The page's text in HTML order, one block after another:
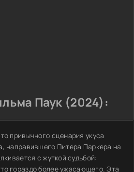
Паук (2024):
привычного сценария укуса
направившего Питера Паркера на
с жуткой судьбой:
гораздо более ужасающего. Эта